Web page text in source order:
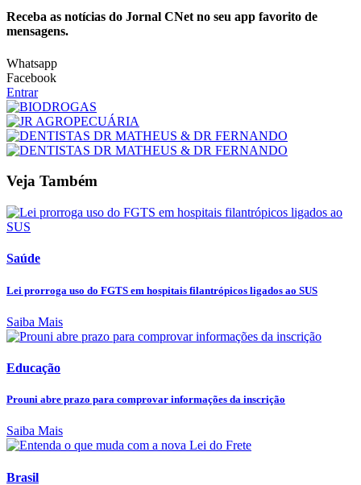
Receba as notícias do Jornal CNet no seu app favorito de
mensagens.
Whatsapp
Facebook
Entrar
Veja Também
Saúde
Lei prorroga uso do FGTS em hospitais filantrópicos ligados ao SUS
Saiba Mais
Educação
Prouni abre prazo para comprovar informações da inscrição
Saiba Mais
Brasil